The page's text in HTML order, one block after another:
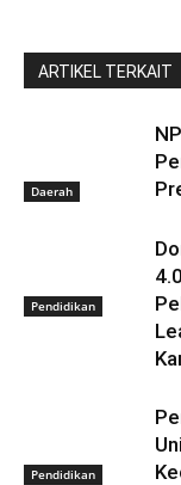
ARTIKEL TERKAIT
Daerah
Pendidikan
Pendidikan